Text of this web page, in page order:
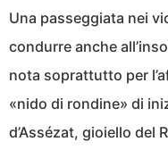
Una passeggiata nei
condurre anche
nota soprattutto per
«nido di rondine» di
d’Assézat, gioiello del